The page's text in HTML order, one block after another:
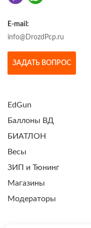
E-mail:
info@DrozdPcp.ru
ЗАДАТЬ ВОПРОС
EdGun
Баллоны ВД
БИАТЛОН
Весы
ЗИП и Тюнинг
Магазины
Модераторы